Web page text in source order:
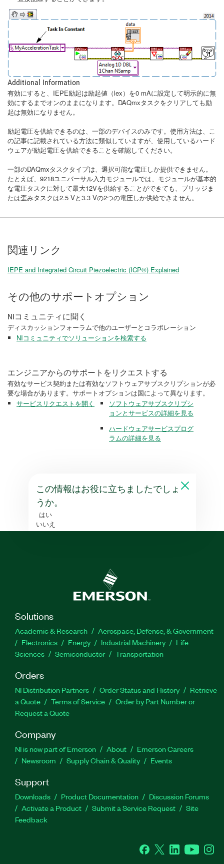
Additional Information
有効にすると、IEPE励起は励起値（lex）を0 mAに設定して明示的に無
効にするまでオンのままになります。DAQmxタスクをクリアしても励
起は無効になりません。
励起電圧を供給できるのは、一部のデバイスのみです。使用方法は、こ
の記事に記載されている方法に類似していますが、使用しているハード
ウェアが励起電圧を供給できることを確認してください。
一部のDAQmxタスクタイプは、選択可能な電圧しか提供できません。
たとえば、9218ユニバーサル入力モジュールでは、モジュールが基本的
な電圧タスクに対して最大12Vを供給することができても、ブリッジま
たは歪みタスクは2.5 Vと3.3 Vの2つの電圧しか供給できません。
関連リンク
IEPE and Integrated Circuit Piezoelectric (ICP®) Explained
その他のサポートオプション
NIコミュニティに聞く
ディスカッションフォーラムで他のユーザーとコラボレーション
NIコミュニティでソリューションを検索する
エンジニアからのサポートをリクエストする
有効なサービス契約または有効なソフトウェアサブスクリプションが必
要な場合があります。サポートオプションは国によって異なります。
サービスリクエストを開く
ソフトウェアサブスクリプシ
ョンとサービスの詳細を見る
ハードウェアサービスプログ
ラムの詳細を見る
この情報はお役に立ちましたでしょ
うか。
はい
いいえ
Solutions
Academic & Research
Aerospace, Defense, & Government
Electronics
Energy Industrial Machinery
Life
Sciences
Semiconductor Transportation
Orders
NI Distribution Partners Order Status and History
Retrieve
a Quote
Terms of Service
Order by Part Number or
Request a Quote
Company
NI is now part of Emerson About
Emerson Careers
Newsroom
Supply Chain & Quality Events
Support
Downloads Product Documentation
Discussion Forums
Activate a Product
Submit a Service Request
Site
Feedback
Facebook
Twitter LinkedInYouTube